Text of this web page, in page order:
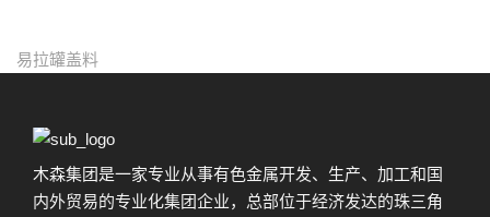
易拉罐盖料
木森集团是一家专业从事有色金属开发、生产、加工和国
内外贸易的专业化集团企业，总部位于经济发达的珠三角